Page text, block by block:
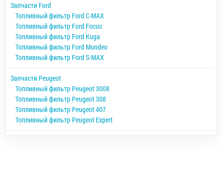
Запчасти Ford
Топливный фильтр Ford C-MAX
Топливный фильтр Ford Focus
Топливный фильтр Ford Kuga
Топливный фильтр Ford Mondeo
Топливный фильтр Ford S-MAX
Запчасти Peugeot
Топливный фильтр Peugeot 3008
Топливный фильтр Peugeot 308
Топливный фильтр Peugeot 407
Топливный фильтр Peugeot Expert